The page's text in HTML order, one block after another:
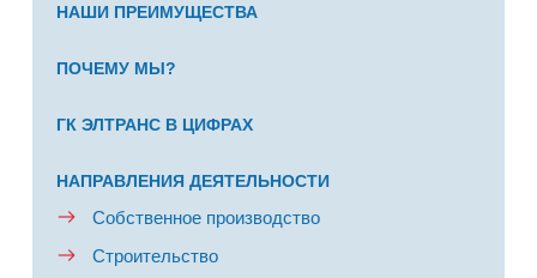
НАШИ ПРЕИМУЩЕСТВА
ПОЧЕМУ МЫ?
ГК ЭЛТРАНС В ЦИФРАХ
НАПРАВЛЕНИЯ ДЕЯТЕЛЬНОСТИ
Собственное производство
Строительство